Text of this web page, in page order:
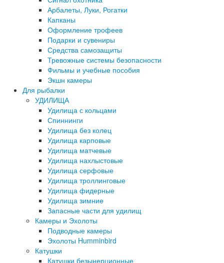
Арбалеты, Луки, Рогатки
Капканы
Оформление трофеев
Подарки и сувениры
Средства самозащиты
Тревожные системы безопасности
Фильмы и учебные пособия
Экшн камеры
Для рыбалки
УДИЛИЩА
Удилища с кольцами
Спиннинги
Удилища без колец
Удилища карповые
Удилища матчевые
Удилища нахлыстовые
Удилища серфовые
Удилища троллинговые
Удилища фидерные
Удилища зимние
Запасные части для удилищ
Камеры и Эхолоты
Подводные камеры
Эхолоты Humminbird
Катушки
Катушки безынерционные